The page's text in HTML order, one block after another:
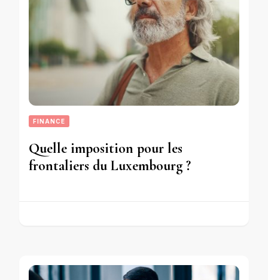
FINANCE
Quelle imposition pour les
frontaliers du Luxembourg ?